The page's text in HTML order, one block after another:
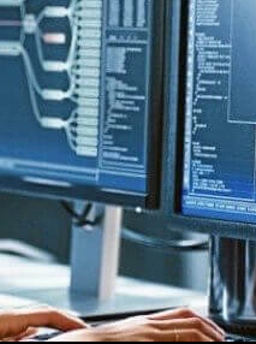
Mastère
Bachelor